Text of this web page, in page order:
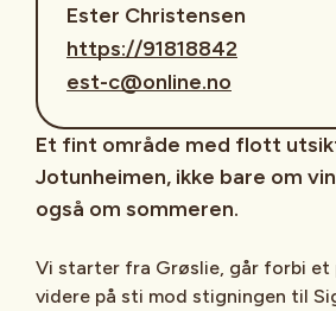
Ester Christensen
https://91818842
est-c@online.no
Et fint område med flott
Jotunheimen, ikke bare om
også om sommeren.
Vi starter fra Grøslie, går forbi et
videre på sti mod stigningen til